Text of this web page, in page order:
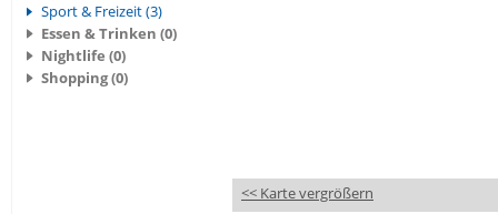
Sport & Freizeit (3)
Essen & Trinken (0)
Nightlife (0)
Shopping (0)
<< Karte vergrößern